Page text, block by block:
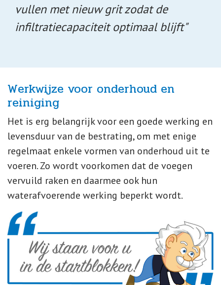
vullen met nieuw grit zodat de
infiltratiecapaciteit optimaal blijft"
Werkwijze voor onderhoud en
reiniging
Het is erg belangrijk voor een goede werking en
levensduur van de bestrating, om met enige
regelmaat enkele vormen van onderhoud uit te
voeren. Zo wordt voorkomen dat de voegen
vervuild raken en daarmee ook hun
waterafvoerende werking beperkt wordt.